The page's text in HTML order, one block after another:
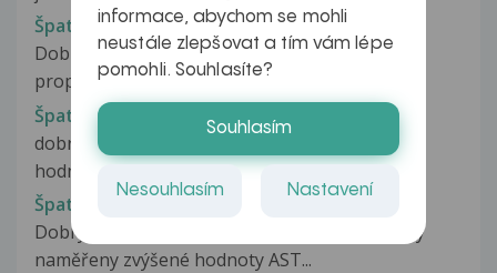
Špatné hojení piercingu
Dobrý den. Nechala jsem si cca před měsícem
propíchnout jazyk, ale ne klasicky...
Špatné jaterní testy
dobrý den byla jsem na odběrech a vyšli mi tyto
hodnoty bil 9,4 b.kont.2,9 alt...
Špatné jaterní testy a vstup do AČR
Dobrý den Při vyšetření ve VN Olomouc mi byly
naměřeny zvýšené hodnoty AST...
informace, abychom se mohli
neustále zlepšovat a tím vám lépe
pomohli. Souhlasíte?
Souhlasím
Nesouhlasím Nastavení